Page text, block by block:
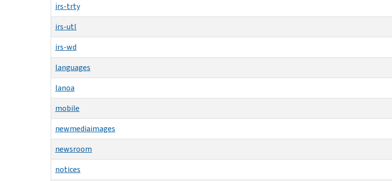
irs-trty
irs-utl
irs-wd
languages
lanoa
mobile
newmediaimages
newsroom
notices